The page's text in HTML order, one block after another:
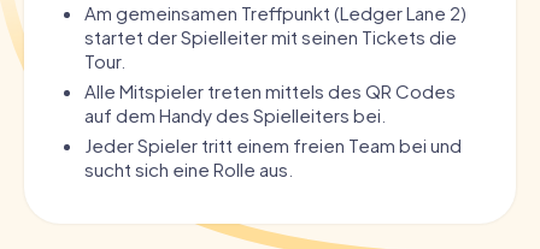
Am gemeinsamen Treffpunkt (Ledger Lane 2)
startet der Spielleiter mit seinen Tickets die
Tour.
Alle Mitspieler treten mittels des QR Codes
auf dem Handy des Spielleiters bei.
Jeder Spieler tritt einem freien Team bei und
sucht sich eine Rolle aus.